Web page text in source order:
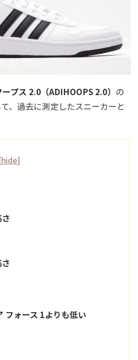
プス 2.0（ADIHOOPS 2.0） の
、過去に測定したスニーカーと
[hide]
フォース 1よりも低い